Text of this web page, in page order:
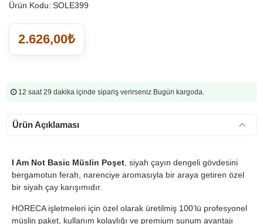
Ürün Kodu: SOLE399
2.626,00₺
12 saat 29 dakika içinde sipariş verirseniz Bugün kargoda.
Ürün Açıklaması
I Am Not Basic Müslin Poşet , siyah çayın dengeli gövdesini
bergamotun ferah, narenciye aromasıyla bir araya getiren özel
bir siyah çay karışımıdır.
HORECA işletmeleri için özel olarak üretilmiş 100’lü profesyonel
müslin paket, kullanım kolaylığı ve premium sunum avantajı